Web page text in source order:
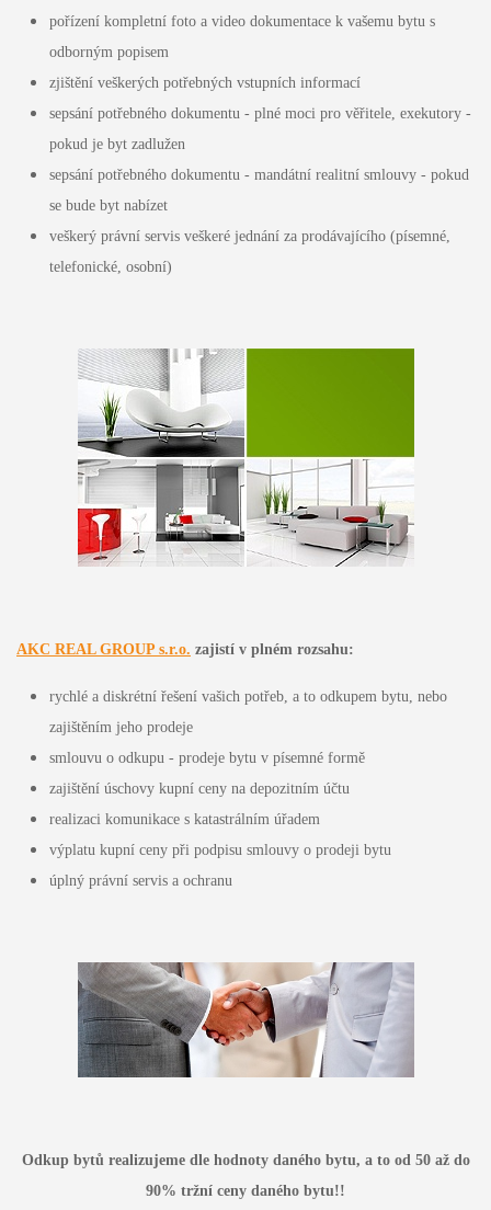
pořízení kompletní foto a video dokumentace k vašemu bytu s
odborným popisem
zjištění veškerých potřebných vstupních informací
sepsání potřebného dokumentu - plné moci pro věřitele, exekutory -
pokud je byt zadlužen
sepsání potřebného dokumentu - mandátní realitní smlouvy - pokud
se bude byt nabízet
veškerý právní servis veškeré jednání za prodávajícího (písemné,
telefonické, osobní)
AKC REAL GROUP s.r.o. zajistí v plném rozsahu:
rychlé a diskrétní řešení vašich potřeb, a to odkupem bytu, nebo
zajištěním jeho prodeje
smlouvu o odkupu - prodeje bytu v písemné formě
zajištění úschovy kupní ceny na depozitním účtu
realizaci komunikace s katastrálním úřadem
výplatu kupní ceny při podpisu smlouvy o prodeji bytu
úplný právní servis a ochranu
Odkup bytů realizujeme dle hodnoty daného bytu, a to od 50 až do
90% tržní ceny daného bytu!!